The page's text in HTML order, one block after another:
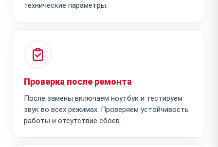
технические параметры.
Проверка после ремонта
После замены включаем ноутбук и тестируем
звук во всех режимах. Проверяем устойчивость
работы и отсутствие сбоев.